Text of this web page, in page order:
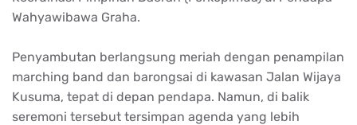
Wahyawibawa Graha.
Penyambutan berlangsung meriah dengan penampilan
marching band dan barongsai di kawasan Jalan Wijaya
Kusuma, tepat di depan pendapa. Namun, di balik
seremoni tersebut tersimpan agenda yang lebih